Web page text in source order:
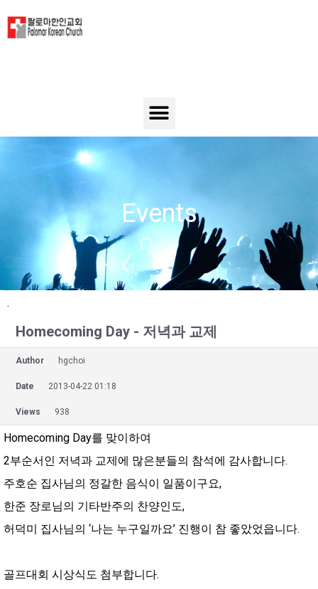
Events
.
Homecoming Day - 저녁과 교제
Author hgchoi
Date 2013-04-22 01:18
Views 938
Homecoming Day를 맞이하여
2부순서인 저녁과 교제에 많은분들의 참석에 감사합니다.
주호순 집사님의 정갈한 음식이 일품이구요,
한준 장로님의 기타반주의 찬양인도,
허덕미 집사님의 ‘나는 누구일까요’ 진행이 참 좋았었읍니다.
골프대회 시상식도 첨부합니다.